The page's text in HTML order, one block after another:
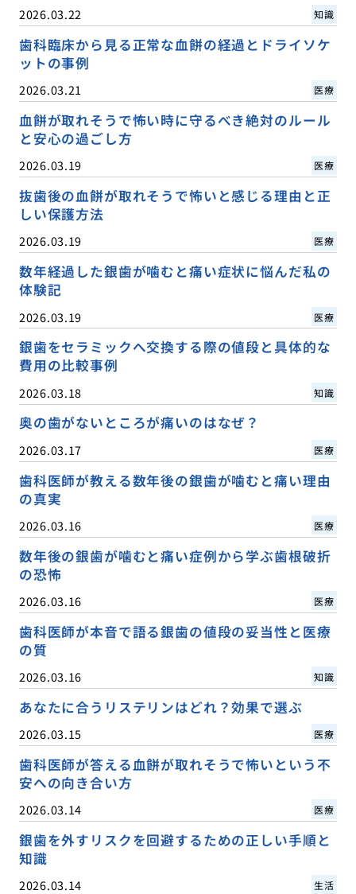
2026.03.22 知識
歯科臨床から見る正常な血餅の経過とドライソケ
ットの事例
2026.03.21 医療
血餅が取れそうで怖い時に守るべき絶対のルール
と安心の過ごし方
2026.03.19 医療
抜歯後の血餅が取れそうで怖いと感じる理由と正
しい保護方法
2026.03.19 医療
数年経過した銀歯が噛むと痛い症状に悩んだ私の
体験記
2026.03.19 医療
銀歯をセラミックへ交換する際の値段と具体的な
費用の比較事例
2026.03.18 知識
奥の歯がないところが痛いのはなぜ？
2026.03.17 医療
歯科医師が教える数年後の銀歯が噛むと痛い理由
の真実
2026.03.16 医療
数年後の銀歯が噛むと痛い症例から学ぶ歯根破折
の恐怖
2026.03.16 医療
歯科医師が本音で語る銀歯の値段の妥当性と医療
の質
2026.03.16 知識
あなたに合うリステリンはどれ？効果で選ぶ
2026.03.15 医療
歯科医師が答える血餅が取れそうで怖いという不
安への向き合い方
2026.03.14 医療
銀歯を外すリスクを回避するための正しい手順と
知識
2026.03.14 生活